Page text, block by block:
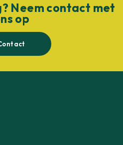
Neem contact met
op